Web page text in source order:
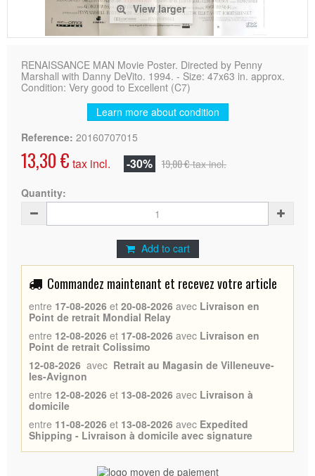
View larger
RENAISSANCE MAN Movie Poster. Directed by Penny
Marshall with Danny DeVito. 1994. - Size: 47x63 in. approx.
Condition: Very good to Excellent (C7)
Learn more about condition
Reference: 20160707015
13,30 € tax incl. -30% 19,00 €tax incl.
Quantity:
Add to cart
Commandez maintenant et recevez votre article
entre 17-08-2026 et 20-08-2026 avec Livraison en
Point de retrait Mondial Relay
entre 12-08-2026 et 17-08-2026 avec Livraison en
Point de retrait Colissimo
12-08-2026 avec Retrait au Magasin de Villeneuve-
les-Avignon
entre 12-08-2026 et 13-08-2026 avec Livraison à
domicile
entre 11-08-2026 et 13-08-2026 avec Expedited
Shipping - Livraison à domicile avec signature